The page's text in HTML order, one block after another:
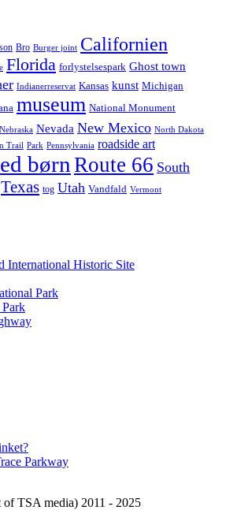
Bro Burger joint Californien
Florida forlystelsespark Ghost town
Indianerreservat Kansas kunst Michigan
museum National Monument
Nebraska Nevada New Mexico North Dakota
Trail Park Pennsylvania roadside art
børn Route 66 South
Texas tog Utah Vandfald Vermont
International Historic Site
Park
Parkway
TSA media) 2011 - 2025